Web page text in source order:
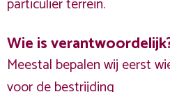
Wie is
Meestal bepalen wij eerst